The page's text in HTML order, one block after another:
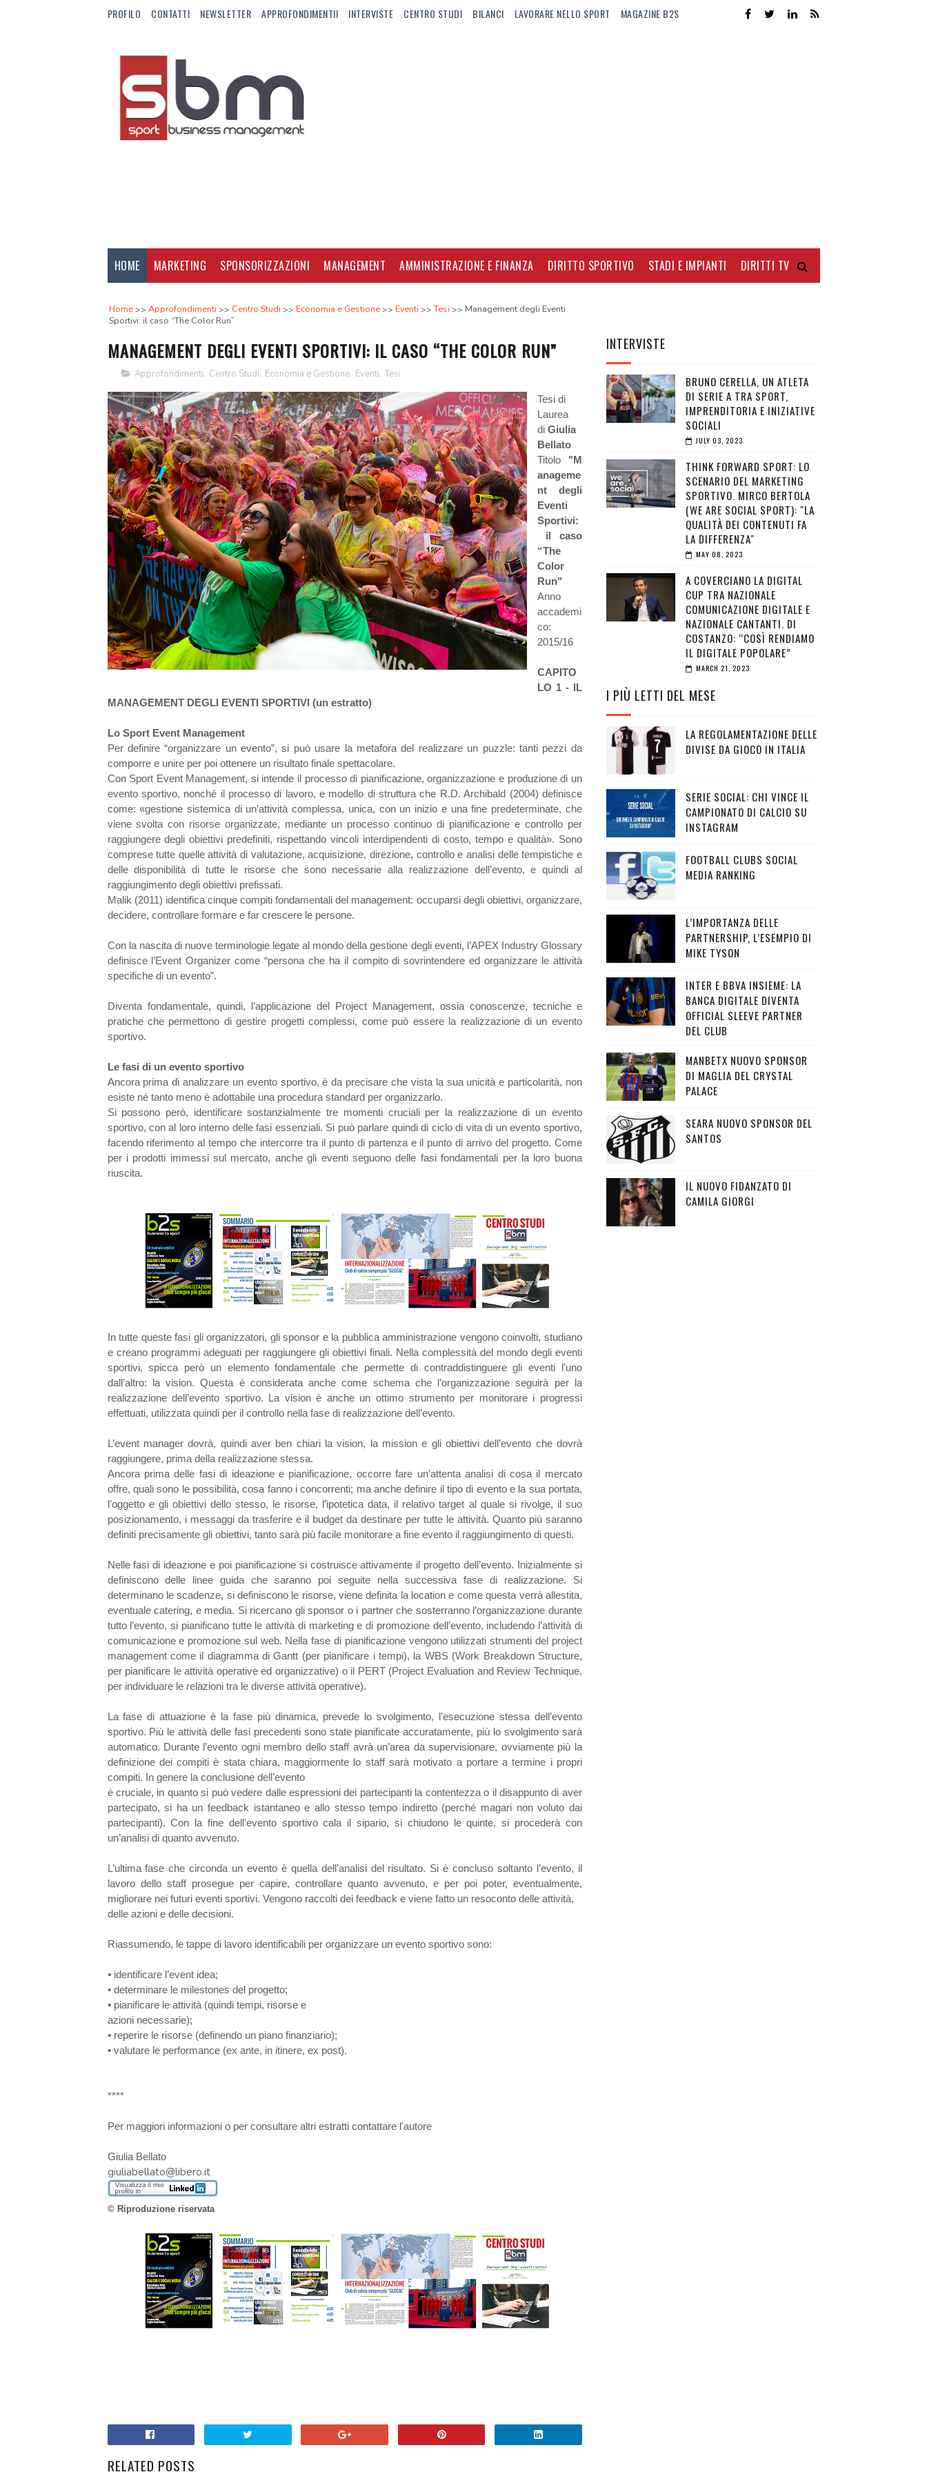
PROFILO CONTATTI NEWSLETTER APPROFONDIMENTII INTERVISTE CENTRO STUDI BILANCI LAVORARE NELLO SPORT MAGAZINE B2S
HOME MARKETING SPONSORIZZAZIONI MANAGEMENT AMMINISTRAZIONE E FINANZA DIRITTO SPORTIVO STADI E IMPIANTI DIRITTI TV
Home Approfondimenti Centro Studi Economia e Gestione Eventi Tesi
Management degli Eventi
Sportivi: il caso “The Color Run”
MANAGEMENT DEGLI EVENTI SPORTIVI: IL CASO “THE COLOR RUN”
Approfondimenti, Centro Studi, Economia e Gestione, Eventi, Tesi
Tesi di
Laurea
diGiulia
Bellato
Titolo "M
anageme
nt degli
Eventi
Sportivi:
il caso
“The
Color
Run"
Anno
accademi
co:
2015/16
CAPITO
LO 1 - IL
MANAGEMENT DEGLI EVENTI SPORTIVI (un estratto)
Lo Sport Event Management
Per definire “organizzare un evento”, si può usare la metafora del realizzare un puzzle: tanti pezzi da
comporre e unire per poi ottenere un risultato finale spettacolare.
Con Sport Event Management, si intende il processo di pianificazione, organizzazione e produzione di un
evento sportivo, nonché il processo di lavoro, e modello di struttura che R.D. Archibald (2004) definisce
come: «gestione sistemica di un’attività complessa, unica, con un inizio e una fine predeterminate, che
viene svolta con risorse organizzate, mediante un processo continuo di pianificazione e controllo per
raggiungere degli obiettivi predefiniti, rispettando vincoli interdipendenti di costo, tempo e qualità». Sono
comprese tutte quelle attività di valutazione, acquisizione, direzione, controllo e analisi delle tempistiche e
delle disponibilità di tutte le risorse che sono necessarie alla realizzazione dell’evento, e quindi al
raggiungimento degli obiettivi prefissati.
Malik (2011) identifica cinque compiti fondamentali del management: occuparsi degli obiettivi, organizzare,
decidere, controllare formare e far crescere le persone.
Con la nascita di nuove terminologie legate al mondo della gestione degli eventi, l’APEX Industry Glossary
definisce l’Event Organizer come “persona che ha il compito di sovrintendere ed organizzare le attività
specifiche di un evento”.
Diventa fondamentale, quindi, l’applicazione del Project Management, ossia conoscenze, tecniche e
pratiche che permettono di gestire progetti complessi, come può essere la realizzazione di un evento
sportivo.
Le fasi di un evento sportivo
Ancora prima di analizzare un evento sportivo, è da precisare che vista la sua unicità e particolarità, non
esiste né tanto meno è adottabile una procedura standard per organizzarlo.
Si possono però, identificare sostanzialmente tre momenti cruciali per la realizzazione di un evento
sportivo, con al loro interno delle fasi essenziali. Si può parlare quindi di ciclo di vita di un evento sportivo,
facendo riferimento al tempo che intercorre tra il punto di partenza e il punto di arrivo del progetto. Come
per i prodotti immessi sul mercato, anche gli eventi seguono delle fasi fondamentali per la loro buona
riuscita.
In tutte queste fasi gli organizzatori, gli sponsor e la pubblica amministrazione vengono coinvolti, studiano
e creano programmi adeguati per raggiungere gli obiettivi finali. Nella complessità del mondo degli eventi
sportivi, spicca però un elemento fondamentale che permette di contraddistinguere gli eventi l’uno
dall’altro: la vision. Questa è considerata anche come schema che l’organizzazione seguirà per la
realizzazione dell’evento sportivo. La vision è anche un ottimo strumento per monitorare i progressi
effettuati, utilizzata quindi per il controllo nella fase di realizzazione dell’evento.
L’event manager dovrà, quindi aver ben chiari la vision, la mission e gli obiettivi dell’evento che dovrà
raggiungere, prima della realizzazione stessa.
Ancora prima delle fasi di ideazione e pianificazione, occorre fare un’attenta analisi di cosa il mercato
offre, quali sono le possibilità, cosa fanno i concorrenti; ma anche definire il tipo di evento e la sua portata,
l’oggetto e gli obiettivi dello stesso, le risorse, l’ipotetica data, il relativo target al quale si rivolge, il suo
posizionamento, i messaggi da trasferire e il budget da destinare per tutte le attività. Quanto più saranno
definiti precisamente gli obiettivi, tanto sarà più facile monitorare a fine evento il raggiungimento di questi.
Nelle fasi di ideazione e poi pianificazione si costruisce attivamente il progetto dell’evento. Inizialmente si
definiscono delle linee guida che saranno poi seguite nella successiva fase di realizzazione. Si
determinano le scadenze, si definiscono le risorse, viene definita la location e come questa verrà allestita,
eventuale catering, e media. Si ricercano gli sponsor o i partner che sosterranno l’organizzazione durante
tutto l’evento, si pianificano tutte le attività di marketing e di promozione dell’evento, includendo l’attività di
comunicazione e promozione sul web. Nella fase di pianificazione vengono utilizzati strumenti del project
management come il diagramma di Gantt (per pianificare i tempi), la WBS (Work Breakdown Structure,
per pianificare le attività operative ed organizzative) o il PERT (Project Evaluation and Review Technique,
per individuare le relazioni tra le diverse attività operative).
La fase di attuazione è la fase più dinamica, prevede lo svolgimento, l’esecuzione stessa dell’evento
sportivo. Più le attività delle fasi precedenti sono state pianificate accuratamente, più lo svolgimento sarà
automatico. Durante l’evento ogni membro dello staff avrà un’area da supervisionare, ovviamente più la
definizione dei compiti è stata chiara, maggiormente lo staff sarà motivato a portare a termine i propri
compiti. In genere la conclusione dell’evento
è cruciale, in quanto si può vedere dalle espressioni dei partecipanti la contentezza o il disappunto di aver
partecipato, si ha un feedback istantaneo e allo stesso tempo indiretto (perché magari non voluto dai
partecipanti). Con la fine dell’evento sportivo cala il sipario, si chiudono le quinte, si procederà con
un’analisi di quanto avvenuto.
L’ultima fase che circonda un evento è quella dell’analisi del risultato. Si è concluso soltanto l’evento, il
lavoro dello staff prosegue per capire, controllare quanto avvenuto, e per poi poter, eventualmente,
migliorare nei futuri eventi sportivi. Vengono raccolti dei feedback e viene fatto un resoconto delle attività,
delle azioni e delle decisioni.
Riassumendo, le tappe di lavoro identificabili per organizzare un evento sportivo sono:
• identificare l’event idea;
• determinare le milestones del progetto;
• pianificare le attività (quindi tempi, risorse e
azioni necessarie);
• reperire le risorse (definendo un piano finanziario);
• valutare le performance (ex ante, in itinere, ex post).
****
Per maggiori informazioni o per consultare altri estratti contattare l'autore
Giulia Bellato
giuliabellato@libero.it
© Riproduzione riservata
RELATED POSTS
INTERVISTE
BRUNO CERELLA, UN ATLETA
DI SERIE A TRA SPORT,
IMPRENDITORIA E INIZIATIVE
SOCIALI
JULY 03, 2023
THINK FORWARD SPORT: LO
SCENARIO DEL MARKETING
SPORTIVO. MIRCO BERTOLA
(WE ARE SOCIAL SPORT): "LA
QUALITÀ DEI CONTENUTI FA
LA DIFFERENZA"
MAY 08, 2023
A COVERCIANO LA DIGITAL
CUP TRA NAZIONALE
COMUNICAZIONE DIGITALE E
NAZIONALE CANTANTI. DI
COSTANZO: “COSÌ RENDIAMO
IL DIGITALE POPOLARE”
MARCH 21, 2023
I PIÙ LETTI DEL MESE
LA REGOLAMENTAZIONE DELLE
DIVISE DA GIOCO IN ITALIA
SERIE SOCIAL: CHI VINCE IL
CAMPIONATO DI CALCIO SU
INSTAGRAM
FOOTBALL CLUBS SOCIAL
MEDIA RANKING
L’IMPORTANZA DELLE
PARTNERSHIP, L’ESEMPIO DI
MIKE TYSON
INTER E BBVA INSIEME: LA
BANCA DIGITALE DIVENTA
OFFICIAL SLEEVE PARTNER
DEL CLUB
MANBETX NUOVO SPONSOR
DI MAGLIA DEL CRYSTAL
PALACE
SEARA NUOVO SPONSOR DEL
SANTOS
IL NUOVO FIDANZATO DI
CAMILA GIORGI